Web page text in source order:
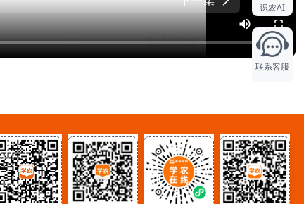
识农AI
联系客服